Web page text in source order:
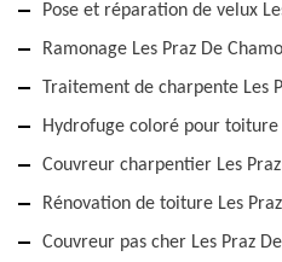
Pose et réparation de velux
Ramonage Les Praz De
Traitement de charpente Les
Hydrofuge coloré pour toiture
Couvreur charpentier Les
Rénovation de toiture Les
Couvreur pas cher Les Praz